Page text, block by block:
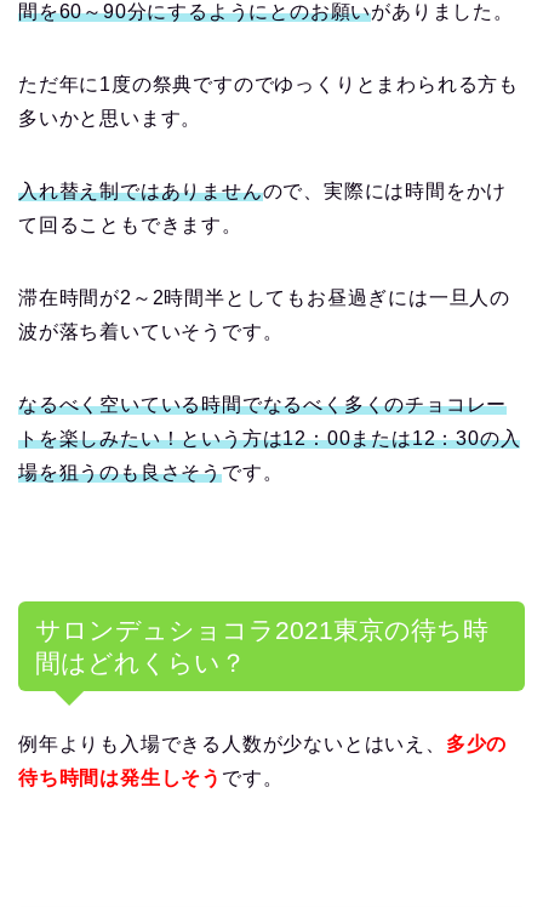
間を60～90分にするようにとのお願いがありました。
ただ年に 1 度の祭典ですのでゆっくりとまわられる方も
多いかと思います。
入れ替え制ではありませんので、実際には時間をかけ
て回ることもできます。
滞在時間が2 ～ 2時間半としてもお昼過ぎには一旦人の
波が落ち着いていそうです。
なるべく空いている時間でなるべく多くのチョコレー
トを楽しみたい！という方は12：00または12：30の入
場を狙うのも良さそうです。
サロンデュショコラ 2021東京の待ち時
間はどれくらい？
例年よりも入場できる人数が少ないとはいえ、 多少の
待ち時間は発生しそう です。